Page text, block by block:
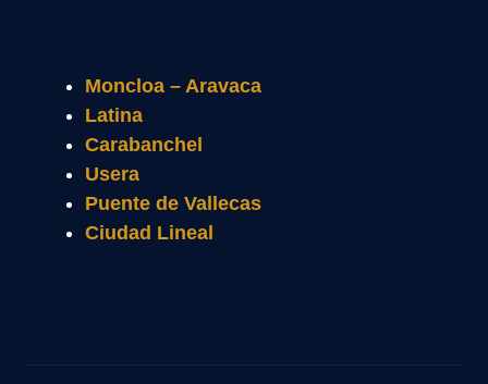
Moncloa – Aravaca
Latina
Carabanchel
Usera
Puente de Vallecas
Ciudad Lineal